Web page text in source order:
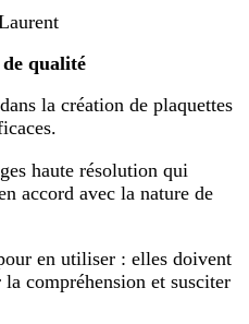
qualité
la création de plaquettes
haute résolution qui
accord avec la nature de
en utiliser : elles doivent
compréhension et susciter